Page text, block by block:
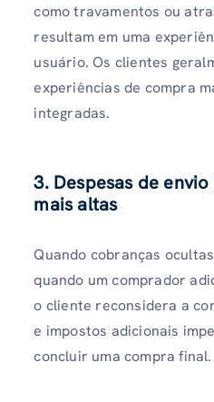
como travamentos ou
resultam em uma
usuário. Os clientes
experiências de compra
integradas.
3. Despesas de
mais altas
Quando cobranças
quando um comprador
o cliente reconsidera a
e impostos adicionais
concluir uma compra final.